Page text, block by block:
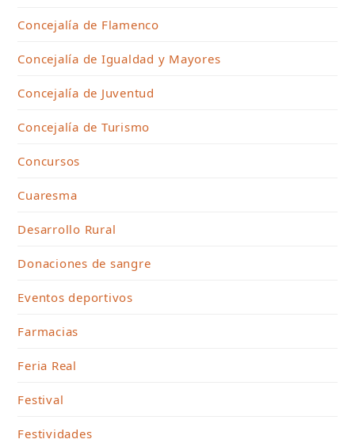
Concejalía de Flamenco
Concejalía de Igualdad y Mayores
Concejalía de Juventud
Concejalía de Turismo
Concursos
Cuaresma
Desarrollo Rural
Donaciones de sangre
Eventos deportivos
Farmacias
Feria Real
Festival
Festividades